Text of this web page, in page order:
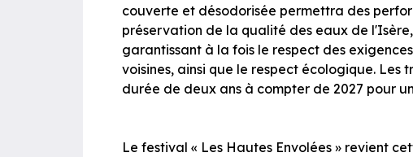
couverte et désodorisée permettra des
préservation de la qualité des eaux de
garantissant à la fois le respect des
voisines, ainsi que le respect écologique.
durée de deux ans à compter de 2027 pour
Le festival « Les Hautes Envolées » revient